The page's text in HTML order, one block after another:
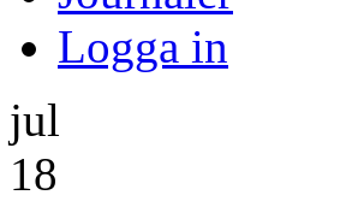
Logga in
jul
18